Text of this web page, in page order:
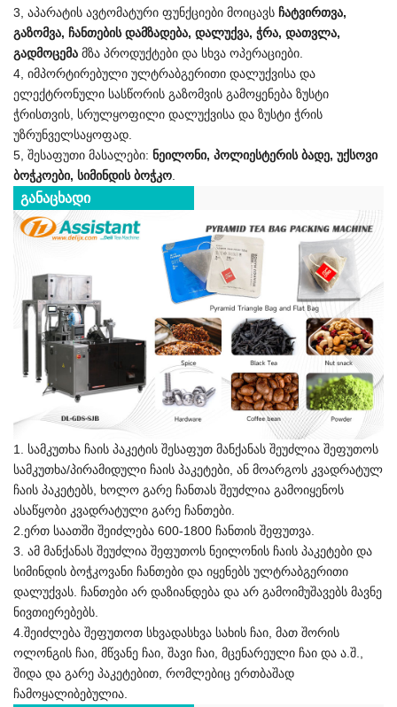
3, აპარატის ავტომატური ფუნქციები მოიცავს ჩატვირთვა,
გაზომვა, ჩანთების დამზადება, დალუქვა, ჭრა, დათვლა,
გადმოცემა მზა პროდუქტები და სხვა ოპერაციები.
4, იმპორტირებული ულტრაბგერითი დალუქვისა და
ელექტრონული სასწორის გაზომვის გამოყენება ზუსტი
ჭრისთვის, სრულყოფილი დალუქვისა და ზუსტი ჭრის
უზრუნველსაყოფად.
5, შესაფუთი მასალები: ნეილონი, პოლიესტერის ბადე, უქსოვი
ბოჭკოები, სიმინდის ბოჭკო.
განაცხადი
1. სამკუთხა ჩაის პაკეტის შესაფუთ მანქანას შეუძლია შეფუთოს
სამკუთხა/პირამიდული ჩაის პაკეტები, ან მოარგოს კვადრატულ
ჩაის პაკეტებს, ხოლო გარე ჩანთას შეუძლია გამოიყენოს
ასაწყობი კვადრატული გარე ჩანთები.
2.ერთ საათში შეიძლება 600-1800 ჩანთის შეფუთვა.
3. ამ მანქანას შეუძლია შეფუთოს ნეილონის ჩაის პაკეტები და
სიმინდის ბოჭკოვანი ჩანთები და იყენებს ულტრაბგერითი
დალუქვას. ჩანთები არ დაზიანდება და არ გამოიმუშავებს მავნე
ნივთიერებებს.
4.შეიძლება შეფუთოთ სხვადასხვა სახის ჩაი, მათ შორის
ოლონგის ჩაი, მწვანე ჩაი, შავი ჩაი, მცენარეული ჩაი და ა.შ.,
შიდა და გარე პაკეტებით, რომლებიც ერთბაშად
ჩამოყალიბებულია.